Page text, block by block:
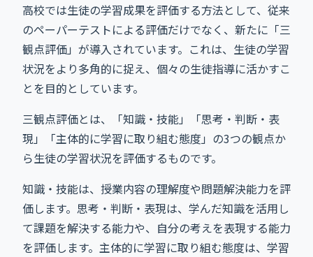
高校では生徒の学習成果を評価する方法として、従来
のペーパーテストによる評価だけでなく、新たに「三
観点評価」が導入されています。これは、生徒の学習
状況をより多角的に捉え、個々の生徒指導に活かすこ
とを目的としています。
三観点評価とは、「知識・技能」「思考・判断・表
現」「主体的に学習に取り組む態度」の3つの観点か
ら生徒の学習状況を評価するものです。
知識・技能は、授業内容の理解度や問題解決能力を評
価します。思考・判断・表現は、学んだ知識を活用し
て課題を解決する能力や、自分の考えを表現する能力
を評価します。主体的に学習に取り組む態度は、学習